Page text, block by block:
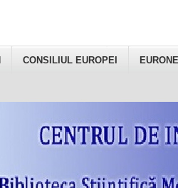
CONSILIUL EUROPEI